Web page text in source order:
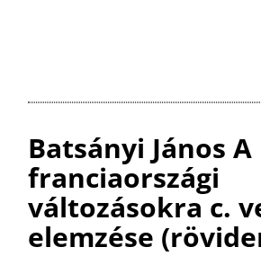
o st g
Batsányi János A
franciaországi
változásokra c.
elemzése